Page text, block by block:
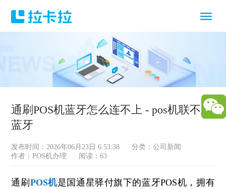
通刷POS机蓝牙怎么连不上 - pos机联不上
蓝牙
发布时间：2026年06月23日 6:53:38 分类：公司新闻
作者：POS机办理
阅读：63
通刷 POS机是国通星驿付旗下的蓝牙POS机，拥有